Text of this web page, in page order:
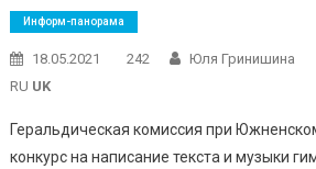
Информ-панорама
18.05.2021 242 Юля Гринишина
RU UK
Геральдическая комиссия при
конкурс на написание текста и музыки